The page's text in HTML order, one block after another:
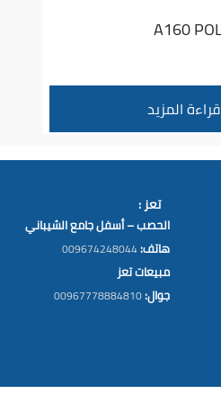
قراءة المزيد
تعز :
الحصب – أسفل جامع الشيباني
هاتف:009674248044
مبيعات تعز
جوال:00967778884810